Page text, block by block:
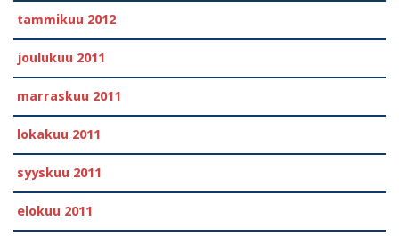
tammikuu 2012
joulukuu 2011
marraskuu 2011
lokakuu 2011
syyskuu 2011
elokuu 2011